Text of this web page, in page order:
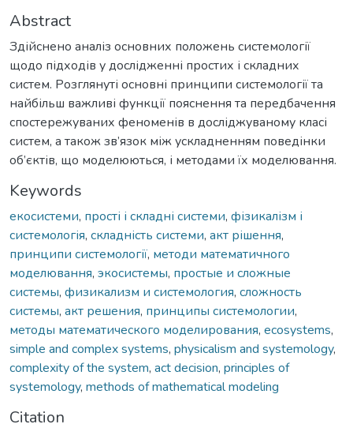
Abstract
Здійснено аналіз основних положень системології
щодо підходів у дослідженні простих і складних
систем. Розглянуті основні принципи системології та
найбільш важливі функції пояснення та передбачення
спостережуваних феноменів в досліджуваному класі
систем, а також зв’язок між ускладненням поведінки
об’єктів, що моделюються, і методами їх моделювання.
Keywords
екосистеми, прості і складні системи, фізикалізм і
системологія, складність системи, акт рішення,
принципи системології, методи математичного
моделювання, экосистемы, простые и сложные
системы, физикализм и системология, сложность
системы, акт решения, принципы системологии,
методы математического моделирования, ecosystems,
simple and complex systems, physicalism and systemology,
complexity of the system, act decision, principles of
systemology, methods of mathematical modeling
Citation